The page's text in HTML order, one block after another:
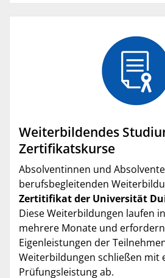
Weiterbildendes
Zertifikatskurse
Absolventinnen und
berufsbegleitenden
Zertitifikat der Universität
Diese Weiterbildungen laufen
mehrere Monate und
Eigenleistungen der
Weiterbildungen schließen mit
Prüfungsleistung ab.